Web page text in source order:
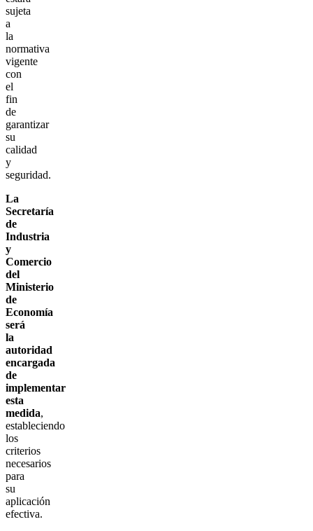
sujeta
a
la
normativa
vigente
con
el
fin
de
garantizar
su
calidad
y
seguridad.
La
Secretaría
de
Industria
y
Comercio
del
Ministerio
de
Economía
será
la
autoridad
encargada
de
implementar
esta
medida,
estableciendo
los
criterios
necesarios
para
su
aplicación
efectiva.